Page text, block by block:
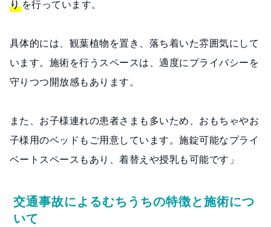
りを行っています。
具体的には、観葉植物を置き、落ち着いた雰囲気にして
います。施術を行うスペースは、適度にプライバシーを
守りつつ開放感もあります。
また、お子様連れの患者さまも多いため、おもちゃやお
子様用のベッドもご用意しています。施錠可能なプライ
ベートスペースもあり、着替えや授乳も可能です」
交通事故によるむちうちの特徴と施術につ
いて